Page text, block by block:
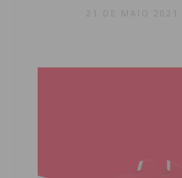
21 DE MAIO 2021